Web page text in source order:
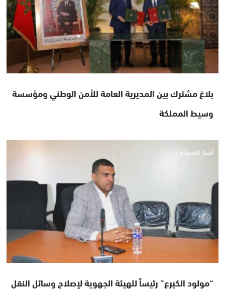
بلاغ مشترك بين المديرية العامة للأمن الوطني ومؤسسة
وسيط المملكة
أخبار الصحراء
“مولود الكيرع” رئيساً للهيئة الجهوية لإصلاح وسائل النقل